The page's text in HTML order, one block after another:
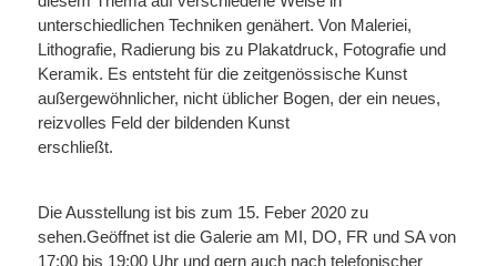
unterschiedlichen Techniken genähert. Von Maleriei,
Lithografie, Radierung bis zu Plakatdruck, Fotografie und
Keramik. Es entsteht für die zeitgenössische Kunst
außergewöhnlicher, nicht üblicher Bogen, der ein neues,
reizvolles Feld der bildenden Kunst
erschließt.
Die Ausstellung ist bis zum 15. Feber 2020 zu
sehen.Geöffnet ist die Galerie am MI, DO, FR und SA von
17:00 bis 19:00 Uhr und gern auch nach telefonischer